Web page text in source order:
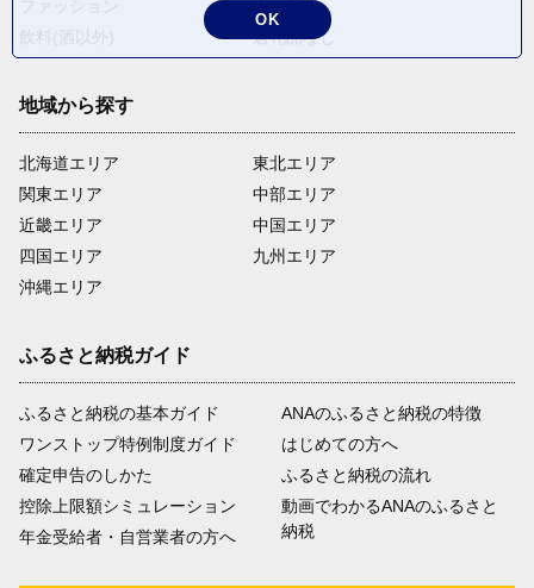
米・穀物
返礼品なし
地域から探す
北海道エリア
関東エリア
近畿エリア
四国エリア
沖縄エリア
東北エリア
中部エリア
中国エリア
九州エリア
ふるさと納税ガイド
ふるさと納税の基本ガイド
ワンストップ特例制度ガイド
確定申告のしかた
控除上限額シミュレーション
年金受給者・自営業者の方へ
ANAのふるさと納税の特徴
はじめての方へ
ふるさと納税の流れ
動画でわかるANAのふるさと
納税
OK